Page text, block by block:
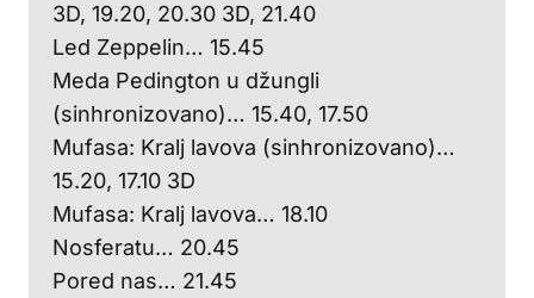
3D, 19.20, 20.30 3D, 21.40
Led Zeppelin… 15.45
Meda Pedington u džungli
(sinhronizovano)… 15.40, 17.50
Mufasa: Kralj lavova (sinhronizovano)…
15.20, 17.10 3D
Mufasa: Kralj lavova… 18.10
Nosferatu… 20.45
Pored nas… 21.45